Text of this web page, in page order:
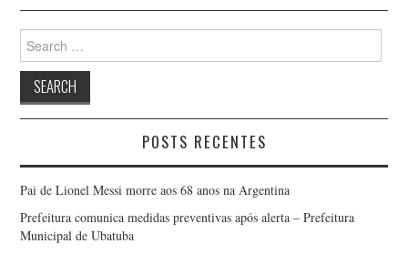
Search
for:
POSTS RECENTES
Pai de Lionel Messi morre aos 68 anos na Argentina
Prefeitura comunica medidas preventivas após alerta – Prefeitura
Municipal de Ubatuba